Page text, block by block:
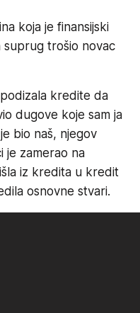
koja je finansijski
trošio novac
kredite da
dugove koje sam ja
bio naš, njegov
je zamerao na
iz kredita u kredit
osnovne stvari.